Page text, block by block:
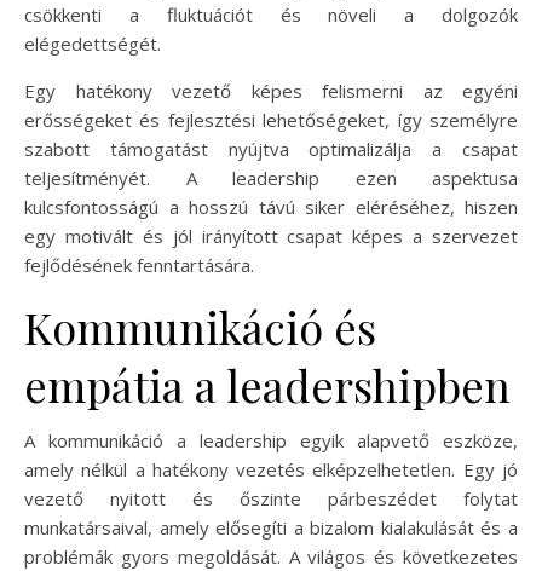
csökkenti a fluktuációt és növeli a dolgozók
elégedettségét.
Egy hatékony vezető képes felismerni az egyéni
erősségeket és fejlesztési lehetőségeket, így személyre
szabott támogatást nyújtva optimalizálja a csapat
teljesítményét. A leadership ezen aspektusa
kulcsfontosságú a hosszú távú siker eléréséhez, hiszen
egy motivált és jól irányított csapat képes a szervezet
fejlődésének fenntartására.
Kommunikáció és
empátia a leadershipben
A kommunikáció a leadership egyik alapvető eszköze,
amely nélkül a hatékony vezetés elképzelhetetlen. Egy jó
vezető nyitott és őszinte párbeszédet folytat
munkatársaival, amely elősegíti a bizalom kialakulását és a
problémák gyors megoldását. A világos és következetes